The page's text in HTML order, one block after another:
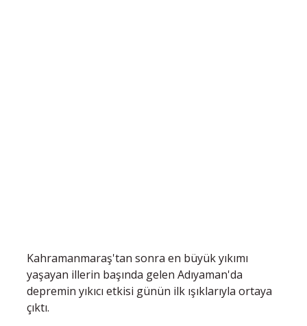
Kahramanmaraş'tan sonra en büyük yıkımı
yaşayan illerin başında gelen Adıyaman'da
depremin yıkıcı etkisi günün ilk ışıklarıyla ortaya
çıktı.